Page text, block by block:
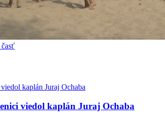
viedol kaplán Juraj Ochaba